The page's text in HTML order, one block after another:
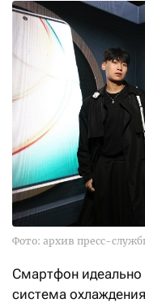
Фото: архив пресс-
Смартфон идеально
система